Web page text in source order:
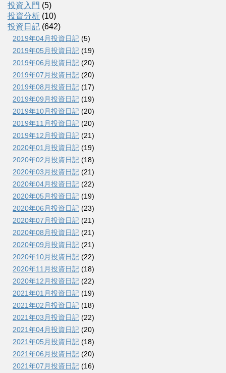
投資入門 (5)
投資分析 (10)
投資日記 (642)
2019年04月投資日記 (5)
2019年05月投資日記 (19)
2019年06月投資日記 (20)
2019年07月投資日記 (20)
2019年08月投資日記 (17)
2019年09月投資日記 (19)
2019年10月投資日記 (20)
2019年11月投資日記 (20)
2019年12月投資日記 (21)
2020年01月投資日記 (19)
2020年02月投資日記 (18)
2020年03月投資日記 (21)
2020年04月投資日記 (22)
2020年05月投資日記 (19)
2020年06月投資日記 (23)
2020年07月投資日記 (21)
2020年08月投資日記 (21)
2020年09月投資日記 (21)
2020年10月投資日記 (22)
2020年11月投資日記 (18)
2020年12月投資日記 (22)
2021年01月投資日記 (19)
2021年02月投資日記 (18)
2021年03月投資日記 (22)
2021年04月投資日記 (20)
2021年05月投資日記 (18)
2021年06月投資日記 (20)
2021年07月投資日記 (16)